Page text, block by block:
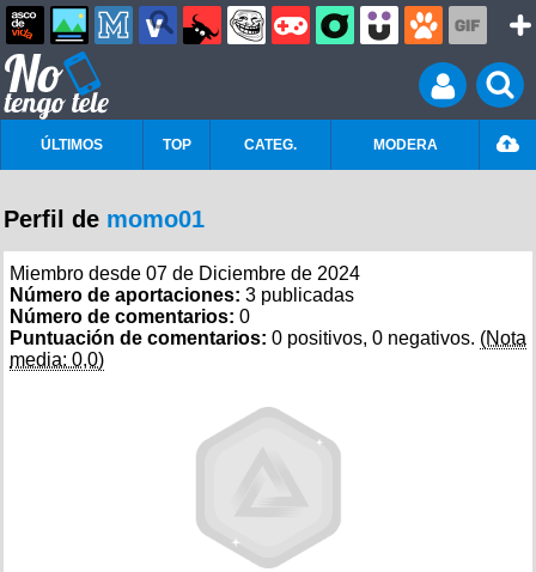
ÚLTIMOS TOP CATEG. MODERA
Perfil de momo01
Miembro desde 07 de Diciembre de 2024
Número de aportaciones: 3 publicadas
Número de comentarios: 0
Puntuación de comentarios: 0 positivos, 0 negativos. (Nota
media: 0,0)